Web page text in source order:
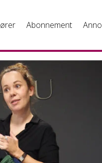
Abonnement